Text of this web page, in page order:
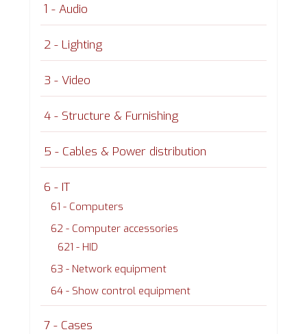
1 - Audio
2 - Lighting
3 - Video
4 - Structure & Furnishing
5 - Cables & Power distribution
6 - IT
61 - Computers
62 - Computer accessories
621 - HID
63 - Network equipment
64 - Show control equipment
7 - Cases